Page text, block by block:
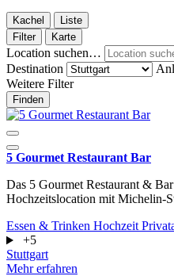
Kachel
Liste
Filter
Karte
Location suchen…
Destination
Weitere Filter
Finden
5 Gourmet Restaurant Bar
Das 5 Gourmet Restaurant &
Hochzeitslocation mit Michelin-
Essen & Trinken Hochzeit
+5
Stuttgart
Mehr erfahren